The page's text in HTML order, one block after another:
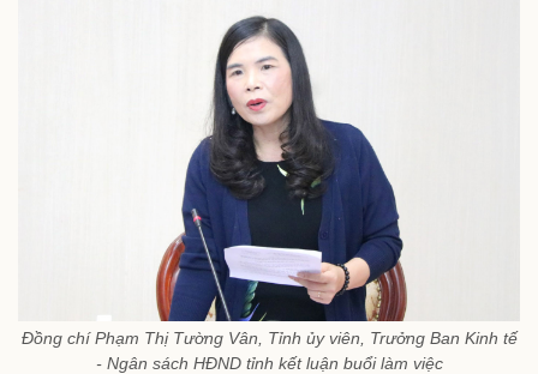
Đồng chí Phạm Thị Tường Vân, Tỉnh ủy viên, Trưởng Ban Kinh tế
- Ngân sách HĐND tỉnh kết luận buổi làm việc